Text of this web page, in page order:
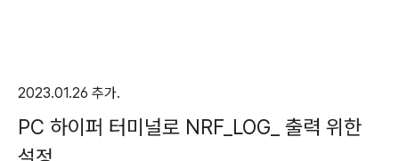
2023.01.26 추가.
PC 하이퍼 터미널로 NRF_LOG_ 출력 위한